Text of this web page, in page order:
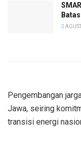
Pengembangan
Jawa, seiring
transisi energi